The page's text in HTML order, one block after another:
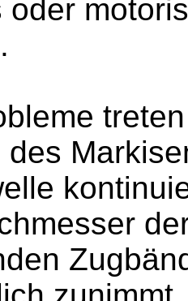
oder